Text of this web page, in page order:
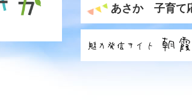
あさか 子育て